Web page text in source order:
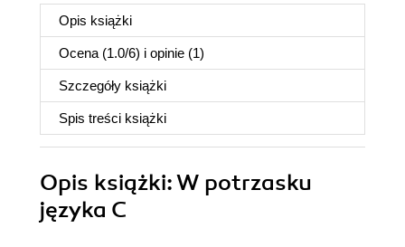
Opis książki
Ocena (1.0/6) i opinie (1)
Szczegóły książki
Spis treści książki
Opis książki: W potrzasku
języka C